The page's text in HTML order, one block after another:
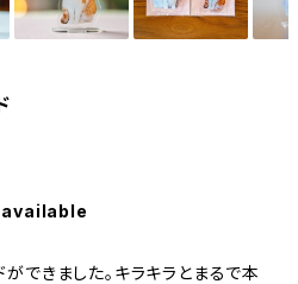
できました。キラキラとまるで本